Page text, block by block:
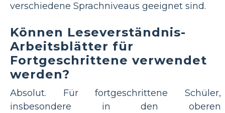
verschiedene Sprachniveaus geeignet sind.
Können Leseverständnis-
Arbeitsblätter für
Fortgeschrittene verwendet
werden?
Absolut. Für fortgeschrittene Schüler,
insbesondere in den oberen